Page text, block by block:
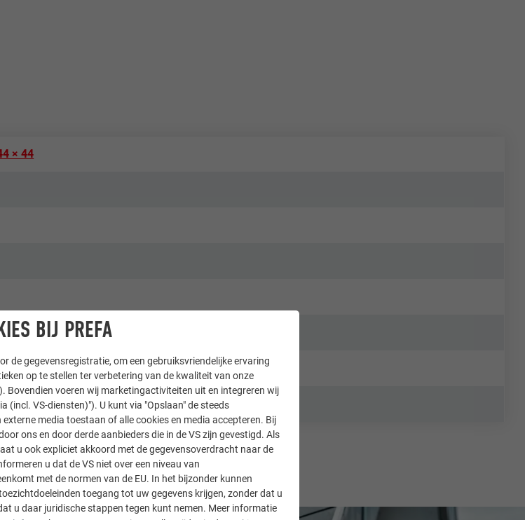
× 44
BIJ PREFA
de gegevensregistratie, om een gebruiksvriendelijke ervaring
op te stellen ter verbetering van de kwaliteit van onze
Bovendien voeren wij marketingactiviteiten uit en integreren wij
(incl. VS-diensten)"). U kunt via "Opslaan" de steeds
media toestaan of alle cookies en media accepteren. Bij
ons en door derde aanbieders die in de VS zijn gevestigd. Als
u ook expliciet akkoord met de gegevensoverdracht naar de
u dat de VS niet over een niveau van
met de normen van de EU. In het bijzonder kunnen
toegang tot uw gegevens krijgen, zonder dat u
u daar juridische stappen tegen kunt nemen. Meer informatie